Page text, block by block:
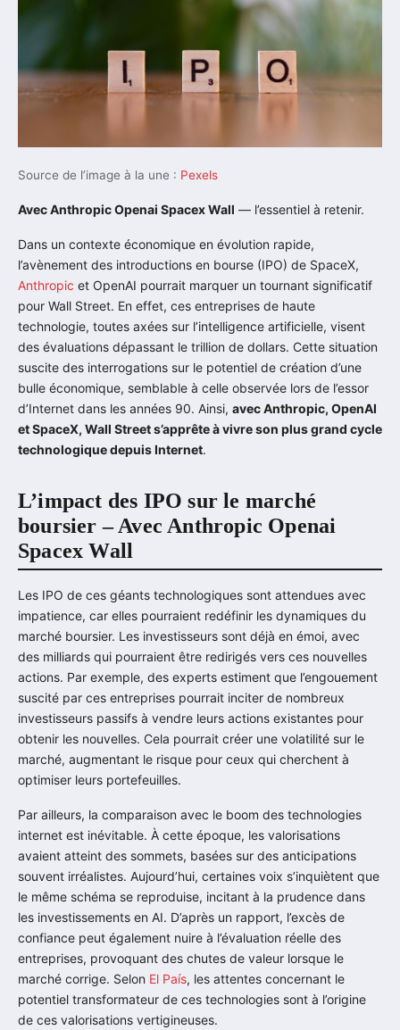
Source de l’image à la une : Pexels
Avec Anthropic Openai Spacex Wall — l’essentiel à retenir.
Dans un contexte économique en évolution rapide,
l’avènement des introductions en bourse (IPO) de SpaceX,
Anthropic et OpenAI pourrait marquer un tournant significatif
pour Wall Street. En effet, ces entreprises de haute
technologie, toutes axées sur l’intelligence artificielle, visent
des évaluations dépassant le trillion de dollars. Cette situation
suscite des interrogations sur le potentiel de création d’une
bulle économique, semblable à celle observée lors de l’essor
d’Internet dans les années 90. Ainsi, avec Anthropic, OpenAI
et SpaceX, Wall Street s’apprête à vivre son plus grand cycle
technologique depuis Internet.
L’impact des IPO sur le marché
boursier – Avec Anthropic Openai
Spacex Wall
Les IPO de ces géants technologiques sont attendues avec
impatience, car elles pourraient redéfinir les dynamiques du
marché boursier. Les investisseurs sont déjà en émoi, avec
des milliards qui pourraient être redirigés vers ces nouvelles
actions. Par exemple, des experts estiment que l’engouement
suscité par ces entreprises pourrait inciter de nombreux
investisseurs passifs à vendre leurs actions existantes pour
obtenir les nouvelles. Cela pourrait créer une volatilité sur le
marché, augmentant le risque pour ceux qui cherchent à
optimiser leurs portefeuilles.
Par ailleurs, la comparaison avec le boom des technologies
internet est inévitable. À cette époque, les valorisations
avaient atteint des sommets, basées sur des anticipations
souvent irréalistes. Aujourd’hui, certaines voix s’inquiètent que
le même schéma se reproduise, incitant à la prudence dans
les investissements en AI. D’après un rapport, l’excès de
confiance peut également nuire à l’évaluation réelle des
entreprises, provoquant des chutes de valeur lorsque le
marché corrige. Selon El País, les attentes concernant le
potentiel transformateur de ces technologies sont à l’origine
de ces valorisations vertigineuses.